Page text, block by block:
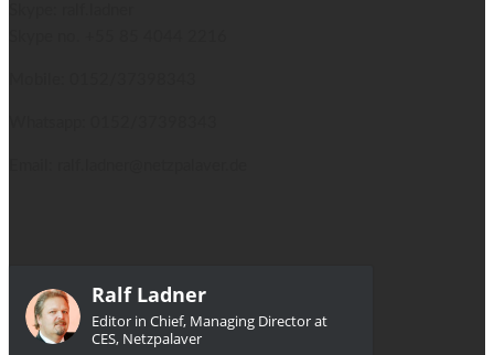
Ralf Ladner
Editor in Chief, Managing Director at
CES, Netzpalaver